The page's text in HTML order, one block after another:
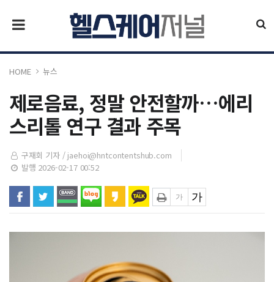
HOME 뉴스
제로음료, 정말 안전할까…에리
스리톨 연구 결과 주목
구재회 기자 / jaehoi@hntcontentshub.com
발행 2026-02-17 00:52